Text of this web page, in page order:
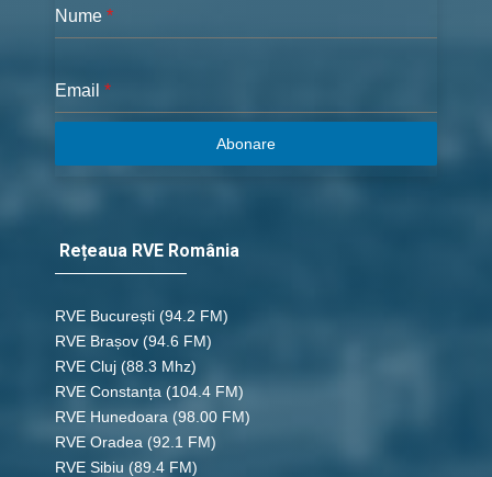
Nume *
Email *
Abonare
Rețeaua RVE România
RVE București (94.2 FM)
RVE Brașov (94.6 FM)
RVE Cluj (88.3 Mhz)
RVE Constanța (104.4 FM)
RVE Hunedoara (98.00 FM)
RVE Oradea (92.1 FM)
RVE Sibiu (89.4 FM)